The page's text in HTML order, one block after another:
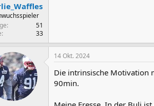
51
33
14 Okt. 2024
Die intrinsische Motivation
90min.